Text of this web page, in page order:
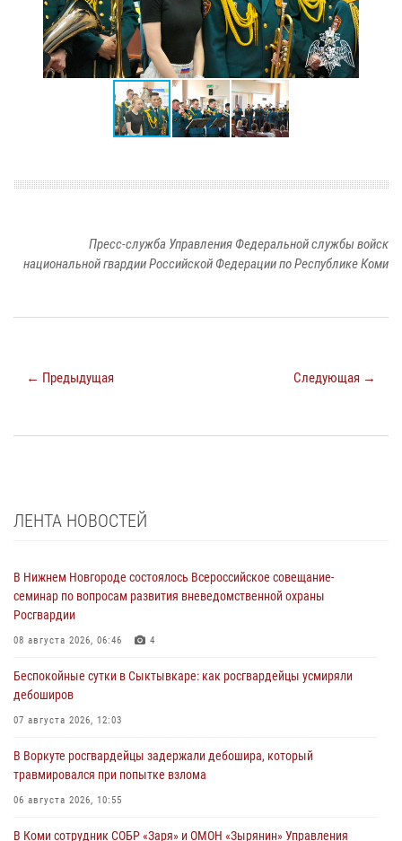
Пресс-служба Управления Федеральной службы войск
национальной гвардии Российской Федерации по Республике Коми
← Предыдущая Следующая →
ЛЕНТА НОВОСТЕЙ
В Нижнем Новгороде состоялось Всероссийское совещание-
семинар по вопросам развития вневедомственной охраны
Росгвардии
08 августа 2026, 06:46 4
Беспокойные сутки в Сыктывкаре: как росгвардейцы усмиряли
дебоширов
07 августа 2026, 12:03
В Воркуте росгвардейцы задержали дебошира, который
травмировался при попытке взлома
06 августа 2026, 10:55
В Коми сотрудник СОБР «Заря» и ОМОН «Зырянин» Управления